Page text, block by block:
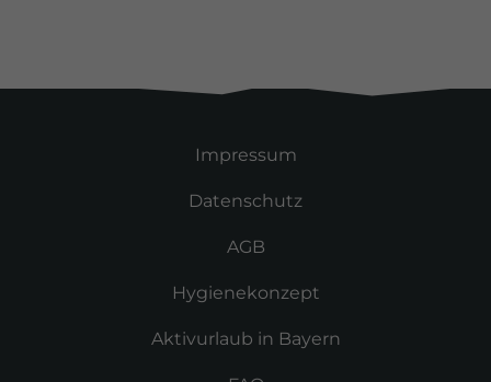
Impressum
Datenschutz
AGB
Hygienekonzept
Aktivurlaub in Bayern